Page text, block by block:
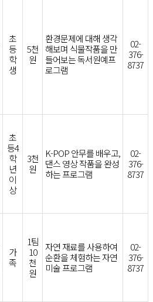
초
등
학
생
5천
원
환경문제에 대해 생각
해보며 식물작품을 만
들어보는 독서원예프
로그램
02-
376-
8737
초
등4
학
년
이
상
3천
원
K-POP 안무를 배우고,
댄스 영상 작품을 완성
하는 프로그램
02-
376-
8737
가
족
1팀
10
천
원
자연 재료를 사용하여
순환을 체험하는 자연
미술 프로그램
02-
376-
8737